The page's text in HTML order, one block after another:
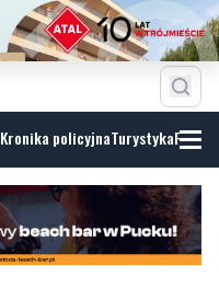
Kronika policyjnaTurystyka